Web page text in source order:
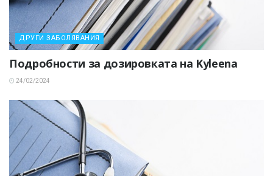
ДРУГИ ЗАБОЛЯВАНИЯ
Подробности за дозировката на Kyleena
24/02/2024